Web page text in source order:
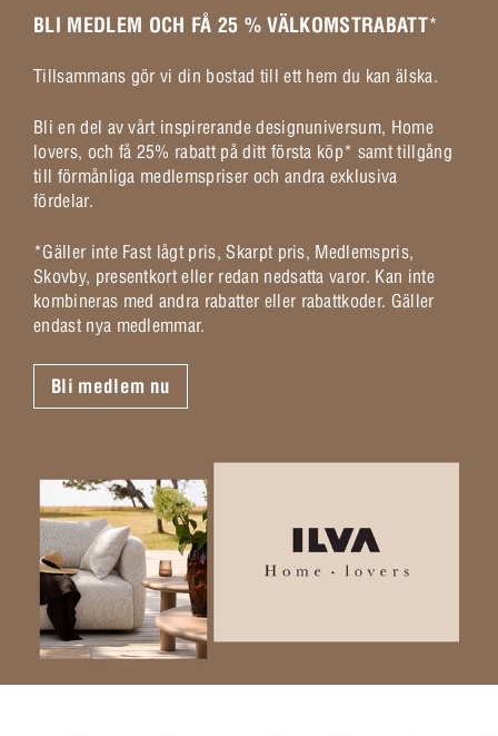
BLI MEDLEM OCH FÅ 25 % VÄLKOMSTRABATT*
Tillsammans gör vi din bostad till ett hem du kan älska.
Bli en del av vårt inspirerande designuniversum, Home
lovers, och få 25% rabatt på ditt första köp* samt tillgång
till förmånliga medlemspriser och andra exklusiva
fördelar.
*Gäller inte Fast lågt pris, Skarpt pris, Medlemspris,
Skovby, presentkort eller redan nedsatta varor. Kan inte
kombineras med andra rabatter eller rabattkoder. Gäller
endast nya medlemmar.
Bli medlem nu